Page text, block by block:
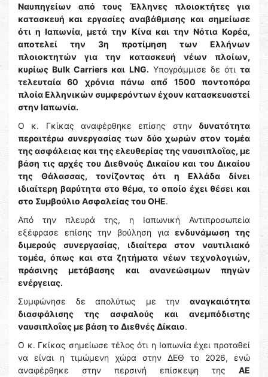
Ναυπηγείων από τους Έλληνες πλοιοκτήτες για
κατασκευή και εργασίες αναβάθμισης και σημείωσε
ότι η Ιαπωνία, μετά την Κίνα και την Νότια Κορέα,
αποτελεί την 3η προτίμηση των Ελλήνων
πλοιοκτητών για την κατασκευή νέων πλοίων,
κυρίως Bulk Carriers και LNG. Υπογράμμισε δε ότι τα
τελευταία 60 χρόνια πάνω από́ 1500 ποντοπόρα
πλοία Ελληνικών συμφερόντων έχουν κατασκευαστεί
στην Ιαπωνία.
Ο κ. Γκίκας αναφέρθηκε επίσης στην δυνατότητα
περαιτέρω συνεργασίας των δύο χωρών στον τομέα
της ασφάλειας και της ελευθερίας της ναυσιπλοΐας, με
βάση τις αρχές του Διεθνούς Δικαίου και του Δικαίου
της Θάλασσας, τονίζοντας ότι η Ελλάδα δίνει
ιδιαίτερη βαρύτητα στο θέμα, το οποίο έχει θέσει και
στο Συμβούλιο Ασφαλείας του ΟΗΕ.
Από την πλευρά της, η Ιαπωνική Αντιπροσωπεία
εξέφρασε επίσης την βούληση γιαενδυνάμωση της
διμερούς συνεργασίας, ιδιαίτερα στον ναυτιλιακό
τομέα, όπως και στα ζητήματα νέων τεχνολογιών,
πράσινης μετάβασης και ανανεώσιμων πηγών
ενέργειας.
Συμφώνησε δε απολύτως με την αναγκαιότητα
διασφάλισης της ασφαλούς και ανεμπόδιστης
ναυσιπλοΐας με βάση το Διεθνές Δίκαιο.
Ο κ. Γκίκας σημείωσε τέλος ότι η Ιαπωνία έχει προταθεί
να είναι η τιμώμενη χώρα στην ΔΕΘ το 2026, ενώ
αναφέρθηκε στην περσινή επίσκεψη της ΑΕ